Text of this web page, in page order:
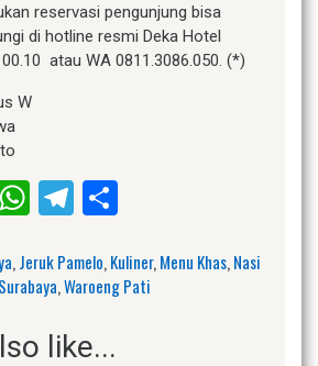
reservasi pengunjung bisa
di hotline resmi Deka Hotel
atau WA 0811.3086.050. (*)
W
WhatsApp
Telegram
,Jeruk Pamelo,Kuliner,Menu Khas,Nasi
,Waroeng Pati
like...